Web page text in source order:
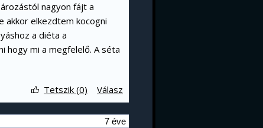
nagyon fájt a
akkor elkezdtem kocogni
a diéta a
hogy mi a megfelelő. A séta
Válasz
Tetszik (0)
7 éve